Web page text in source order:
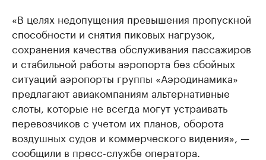
«В целях недопущения превышения пропускной
способности и снятия пиковых нагрузок,
сохранения качества обслуживания пассажиров
и стабильной работы аэропорта без сбойных
ситуаций аэропорты группы «Аэродинамика»
предлагают авиакомпаниям альтернативные
слоты, которые не всегда могут устраивать
перевозчиков с учетом их планов, оборота
воздушных судов и коммерческого видения», —
сообщили в пресс-службе оператора.